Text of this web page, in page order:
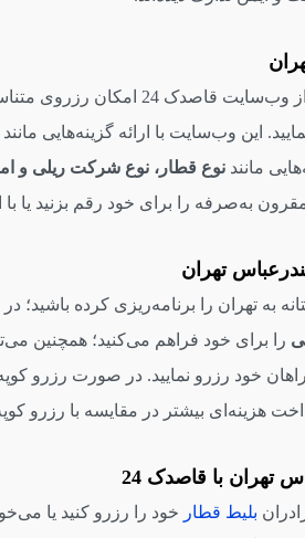
با رزرو بلیت قطار
نمایید. این وب‌سایت با ارائه
مانند نوع قطار، نوع شرکت ریلی و
به‌صرفه را برای خود رقم بزنید یا
تهران
به تهران را برنامه‌ریزی کرده
را برای خود فراهم می‌کنید؛ همچنین
هزینه‌ای بیشتر در مقایسه با رزرو
تهران با قاصدک 24
بلیط قطار خود را رزرو کنید یا